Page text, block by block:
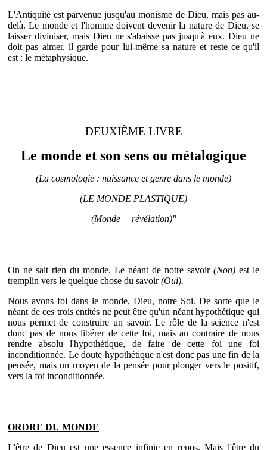
L'Antiquité est parvenue jusqu'au monisme de Dieu, mais pas au-
delà. Le monde et l'homme doivent devenir la nature de Dieu, se
laisser diviniser, mais Dieu ne s'abaisse pas jusqu'à eux. Dieu ne
doit pas aimer, il garde pour lui-même sa nature et reste ce qu'il
est : le métaphysique.
DEUXIÈME LIVRE
Le monde et son sens ou métalogique
(La cosmologie : naissance et genre dans le monde)
(LE MONDE PLASTIQUE)
(Monde = révélation)"
On ne sait rien du monde. Le néant de notre savoir (Non) est le
tremplin vers le quelque chose du savoir(Oui).
Nous avons foi dans le monde, Dieu, notre Soi. De sorte que le
néant de ces trois entités ne peut être qu'un néant hypothétique qui
nous permet de construire un savoir. Le rôle de la science n'est
donc pas de nous libérer de cette foi, mais au contraire de nous
rendre absolu l'hypothétique, de faire de cette foi une foi
inconditionnée. Le doute hypothétique n'est donc pas une fin de la
pensée, mais un moyen de la pensée pour plonger vers le positif,
vers la foi inconditionnée.
ORDRE DU MONDE
L'être de Dieu est une essence infinie en repos. Mais l'être du